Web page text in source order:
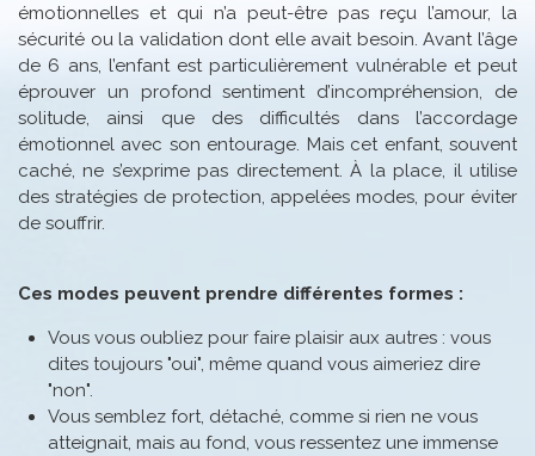
émotionnelles et qui n’a peut-être pas reçu l’amour, la
sécurité ou la validation dont elle avait besoin. Avant l’âge
de 6 ans, l’enfant est particulièrement vulnérable et peut
éprouver un profond sentiment d’incompréhension, de
solitude, ainsi que des difficultés dans l’accordage
émotionnel avec son entourage. Mais cet enfant, souvent
caché, ne s’exprime pas directement. À la place, il utilise
des stratégies de protection, appelées modes, pour éviter
de souffrir.
Ces modes peuvent prendre différentes formes :
Vous vous oubliez pour faire plaisir aux autres : vous
dites toujours "oui", même quand vous aimeriez dire
"non".
Vous semblez fort, détaché, comme si rien ne vous
atteignait, mais au fond, vous ressentez une immense